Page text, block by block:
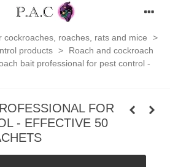
cockroaches, roaches, rats and mice
>
products >
Roach and cockroach
bait professional for pest control -
FOR
- EFFECTIVE 50